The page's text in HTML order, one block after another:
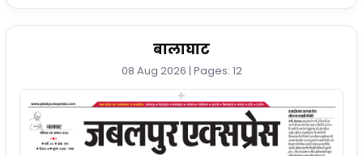
बालाघाट
08 Aug 2026 | Pages: 12